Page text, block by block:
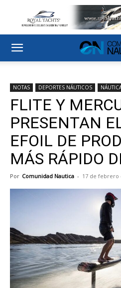
NOTAS DEPORTES NÁUTICOS
FLITE Y
PRESENTAN
EFOIL DE
MÁS RÁPIDO
Por Comunidad Nautica - 17 de febrero